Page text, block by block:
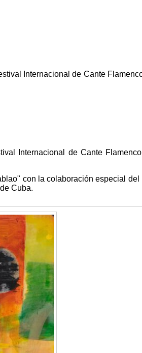
Internacional de Cante
Internacional de Cante
con la colaboración especial del
Cuba.